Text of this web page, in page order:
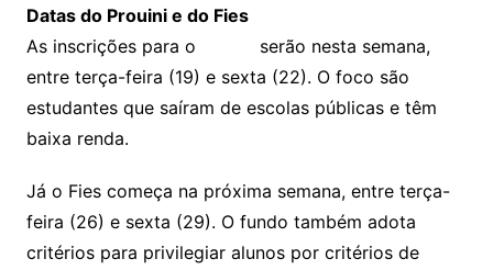
Datas do Prouini e do Fies
As inscrições para o
serão nesta semana,
entre terça-feira (19) e sexta (22). O foco são
estudantes que saíram de escolas públicas e têm
baixa renda.
Já o Fies começa na próxima semana, entre terça-
feira (26) e sexta (29). O fundo também adota
critérios para privilegiar alunos por critérios de